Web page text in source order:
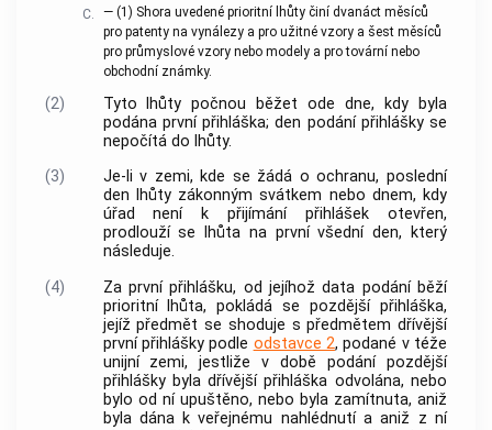
C. — (1) Shora uvedené prioritní lhůty činí dvanáct měsíců
pro patenty na vynálezy a pro užitné vzory a šest měsíců
pro průmyslové vzory nebo modely a pro tovární nebo
obchodní známky.
(2)
Tyto lhůty počnou běžet ode dne, kdy byla
podána první přihláška; den podání přihlášky se
nepočítá do lhůty.
(3)
Je-li v zemi, kde se žádá o ochranu, poslední
den lhůty zákonným svátkem nebo dnem, kdy
úřad není k přijímání přihlášek otevřen,
prodlouží se lhůta na první všední den, který
následuje.
(4)
Za první přihlášku, od jejíhož data podání běží
prioritní lhůta, pokládá se pozdější přihláška,
jejíž předmět se shoduje s předmětem dřívější
první přihlášky podle odstavce 2, podané v téže
unijní zemi, jestliže v době podání pozdější
přihlášky byla dřívější přihláška odvolána, nebo
bylo od ní upuštěno, nebo byla zamítnuta, aniž
byla dána k veřejnému nahlédnutí a aniž z ní